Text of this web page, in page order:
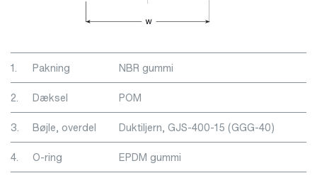
1. Pakning
NBR gummi
2.
Dæksel
POM
3.
Bøjle, overdel
Duktiljern, GJS-400-15 (GGG-40)
4.
O-ring
EPDM gummi